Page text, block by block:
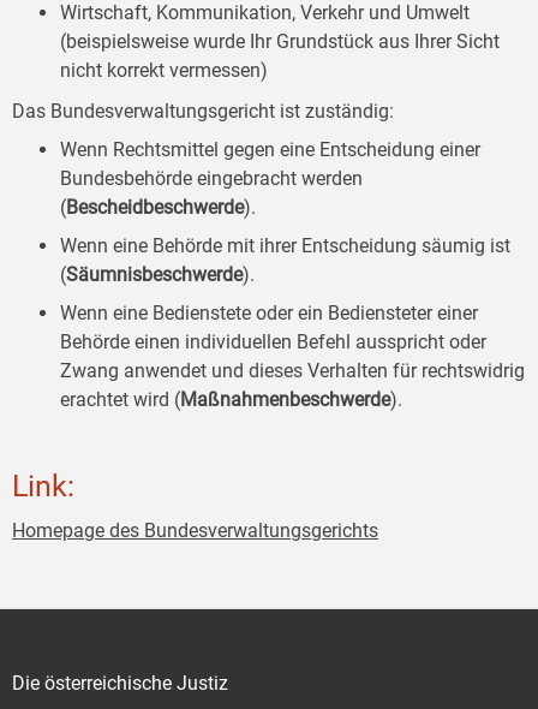
Wirtschaft, Kommunikation, Verkehr und Umwelt
(beispielsweise wurde Ihr Grundstück aus Ihrer Sicht
nicht korrekt vermessen)
Das Bundesverwaltungsgericht ist zuständig:
Wenn Rechtsmittel gegen eine Entscheidung einer
Bundesbehörde eingebracht werden
(Bescheidbeschwerde).
Wenn eine Behörde mit ihrer Entscheidung säumig ist
(Säumnisbeschwerde).
Wenn eine Bedienstete oder ein Bediensteter einer
Behörde einen individuellen Befehl ausspricht oder
Zwang anwendet und dieses Verhalten für rechtswidrig
erachtet wird (Maßnahmenbeschwerde).
Link:
Homepage des Bundesverwaltungsgerichts
Die österreichische Justiz